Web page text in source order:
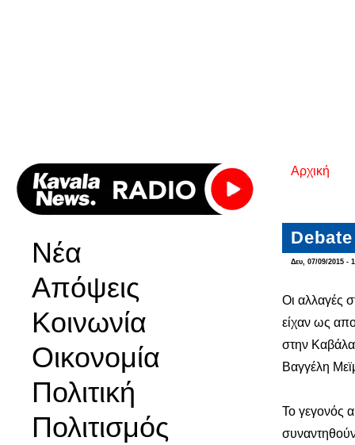
Νέα
Απόψεις
Κοινωνία
Οικονομία
Πολιτική
Πολιτισμός
Είστε
Αρχική
Δευ, 07/09/2015 -
Οι αλλαγές
είχαν ως
στην
Βαγγέλη
Το γεγονός